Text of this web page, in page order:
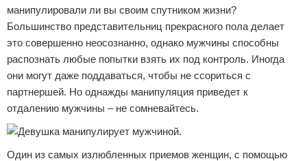
манипулировали ли вы своим спутником жизни?
Большинство представительниц прекрасного пола делает
это совершенно неосознанно, однако мужчины способны
распознать любые попытки взять их под контроль. Иногда
они могут даже поддаваться, чтобы не ссориться с
партнершей. Но однажды манипуляция приведет к
отдалению мужчины – не сомневайтесь.
Один из самых излюбленных приемов женщин, с помощью